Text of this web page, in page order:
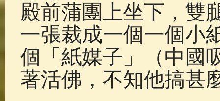
殿前蒲團上坐下，雙
一張裁成一個一個小
個「紙媒子」（中國
著活佛，不知他搞甚